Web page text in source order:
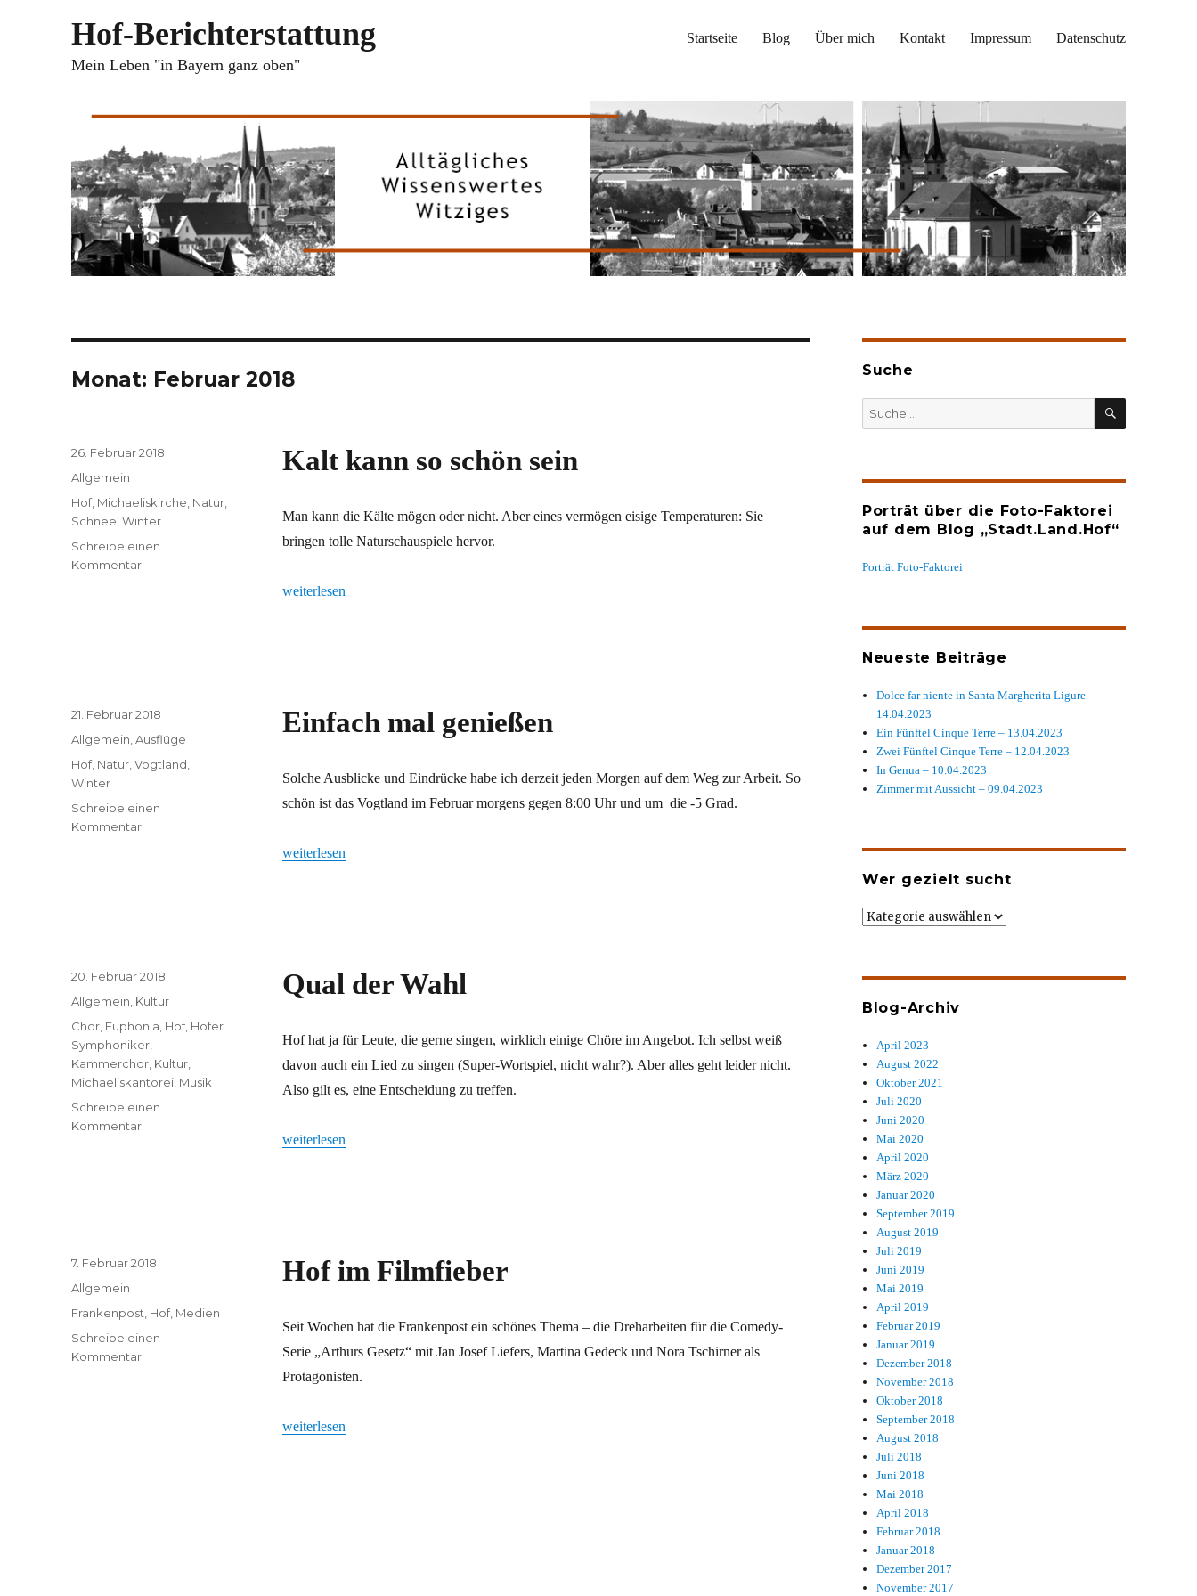
Hof-Berichterstattung
Mein Leben "in Bayern ganz oben"
Startseite Blog Über mich Kontakt Impressum Datenschutz
Monat: Februar 2018
Kalt kann so schön sein
Man kann die Kälte mögen oder nicht. Aber eines vermögen eisige Temperaturen: Sie
bringen tolle Naturschauspiele hervor.
„Kalt kann so schön sein“
weiterlesen
Veröffentlicht
am
26. Februar 2018
Kategorien
Allgemein
Schlagwörter
Hof, Michaeliskirche Natur
Schnee ,Winter
Schreibe einen
Kommentarzu
Einfach mal genießen
Solche Ausblicke und Eindrücke habe ich derzeit jeden Morgen auf dem Weg zur Arbeit. So
schön ist das Vogtland im Februar morgens gegen 8:00 Uhr und um die -5 Grad.
„Einfach mal genießen“
weiterlesen
Veröffentlicht
am
21. Februar 2018
Kategorien
Allgemein ,Ausflüge
Schlagwörter
Hof, Natur ,Vogtland
Winter
Schreibe einen
Kommentarzu
Qual der Wahl
Hof hat ja für Leute, die gerne singen, wirklich einige Chöre im Angebot. Ich selbst weiß
davon auch ein Lied zu singen (Super-Wortspiel, nicht wahr?). Aber alles geht leider nicht.
Also gilt es, eine Entscheidung zu treffen.
„Qual der Wahl“
weiterlesen
Veröffentlicht
am
20. Februar 2018
Kategorien
Allgemein Kultur
Schlagwörter
Chor Euphonia Hof, Hofer
Symphoniker
Kammerchor Kultur
Michaeliskantorei Musik
Schreibe einen
Kommentarzu
Hof im Filmfieber
Seit Wochen hat die Frankenpost ein schönes Thema – die Dreharbeiten für die Comedy-
Serie „Arthurs Gesetz“ mit Jan Josef Liefers, Martina Gedeck und Nora Tschirner als
Protagonisten.
„Hof im Filmfieber“
weiterlesen
Veröffentlicht
am
7. Februar 2018
Kategorien
Allgemein
Schlagwörter
Frankenpost Hof, Medien
Schreibe einen
Kommentarzu
Suche
SUCHEN
Porträt über die Foto-Faktorei
auf dem Blog „Stadt.Land.Hof“
Porträt Foto-Faktorei
Neueste Beiträge
Dolce far niente in Santa Margherita Ligure –
14.04.2023
Ein Fünftel Cinque Terre – 13.04.2023
Zwei Fünftel Cinque Terre – 12.04.2023
In Genua – 10.04.2023
Zimmer mit Aussicht – 09.04.2023
Wer gezielt sucht
Wer
Blog-Archiv
April 2023
August 2022
Oktober 2021
Juli 2020
Juni 2020
Mai 2020
April 2020
März 2020
Januar 2020
September 2019
August 2019
Juli 2019
Juni 2019
Mai 2019
April 2019
Februar 2019
Januar 2019
Dezember 2018
November 2018
Oktober 2018
September 2018
August 2018
Juli 2018
Juni 2018
Mai 2018
April 2018
Februar 2018
Januar 2018
Dezember 2017
November 2017